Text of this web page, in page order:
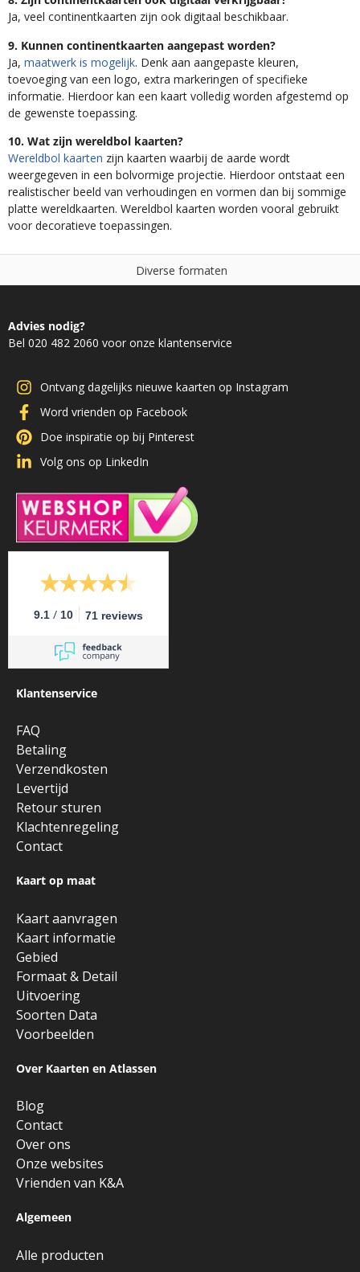
Ja, veel continentkaarten zijn ook digitaal beschikbaar.
9. Kunnen continentkaarten aangepast worden?
Ja, maatwerk is mogelijk. Denk aan aangepaste kleuren,
toevoeging van een logo, extra markeringen of specifieke
informatie. Hierdoor kan een kaart volledig worden afgestemd op
de gewenste toepassing.
10. Wat zijn wereldbol kaarten?
Wereldbol kaarten zijn kaarten waarbij de aarde wordt
weergegeven in een bolvormige projectie. Hierdoor ontstaat een
realistischer beeld van verhoudingen en vormen dan bij sommige
platte wereldkaarten. Wereldbol kaarten worden vooral gebruikt
voor decoratieve toepassingen.
o r aten N
Advies nodig?
Bel 020 482 2060 voor onze klantenservice
Ontvang dagelijks nieuwe kaarten op Instagram
Word vrienden op Facebook
Doe inspiratie op bij Pinterest
Volg ons op LinkedIn
9.1 / 10 71 reviews
Klantenservice
FAQ
Betaling
Verzendkosten
Levertijd
Retour sturen
Klachtenregeling
Contact
Kaart op maat
Kaart aanvragen
Kaart informatie
Gebied
Formaat & Detail
Uitvoering
Soorten Data
Voorbeelden
Over Kaarten en Atlassen
Blog
Contact
Over ons
Onze websites
Vrienden van K&A
Algemeen
Alle producten